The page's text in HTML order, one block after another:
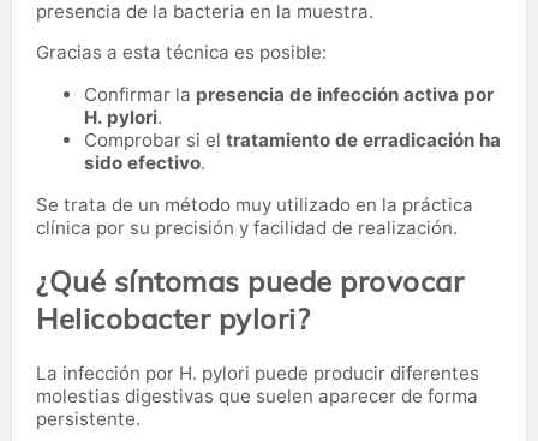
presencia de la bacteria en la muestra.
Gracias a esta técnica es posible:
Confirmar la presencia de infección activa por
H. pylori.
Comprobar si el tratamiento de erradicación ha
sido efectivo.
Se trata de un método muy utilizado en la práctica
clínica por su precisión y facilidad de realización.
¿Qué síntomas puede provocar
Helicobacter pylori?
La infección por H. pylori puede producir diferentes
molestias digestivas que suelen aparecer de forma
persistente.